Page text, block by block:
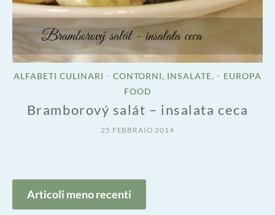
ALFABETI CULINARI • CONTORNI, INSALATE, •
EUROPA
FOOD
Bramborový salát – insalata ceca
25 FEBBRAIO 2014
Navigazione
articoli
Articoli meno recenti